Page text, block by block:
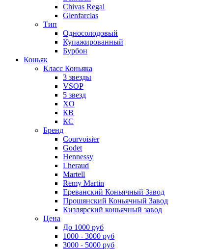
Chivas Regal
Glenfarclas
Тип
Односолодовый
Купажированный
Бурбон
Коньяк
Класс Коньяка
3 звезды
VSOP
5 звезд
XO
КВ
КС
Бренд
Courvoisier
Godet
Hennessy
Lheraud
Martell
Remy Martin
Ереванский Коньячный Завод
Прошянский Коньячный Завод
Кизлярский коньячный завод
Цена
До 1000 руб
1000 - 3000 руб
3000 - 5000 руб